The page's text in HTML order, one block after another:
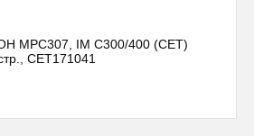
MPC307, IM C300/400 (CET)
CET171041